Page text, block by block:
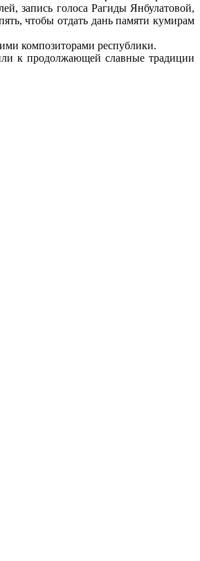
запись голоса Рагиды Янбулатовой,
чтобы отдать дань памяти кумирам
композиторами республики.
к продолжающей славные традиции